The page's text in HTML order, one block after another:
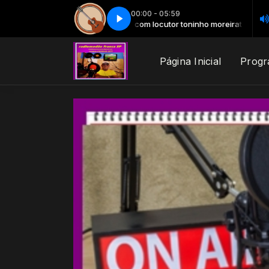
00:00 - 05:59
segumda Sexta feira com locutor toninho moreiratoninho moreira
Hits sertanejo - Parte 3 Hits sertanejo - Parte 3
Página Inicial